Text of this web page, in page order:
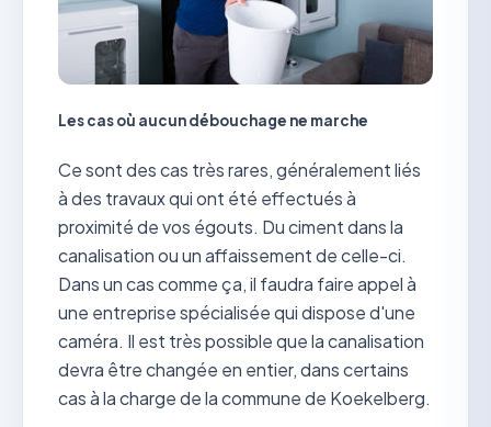
Les cas où aucun débouchage ne marche
Ce sont des cas très rares, généralement liés
à des travaux qui ont été effectués à
proximité de vos égouts. Du ciment dans la
canalisation ou un affaissement de celle-ci.
Dans un cas comme ça, il faudra faire appel à
une entreprise spécialisée qui dispose d'une
caméra. Il est très possible que la canalisation
devra être changée en entier, dans certains
cas à la charge de la commune de Koekelberg.